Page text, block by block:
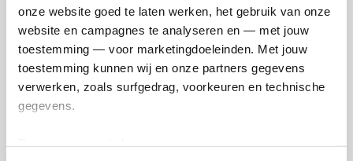
onze website goed te laten werken, het gebruik van onze
website en campagnes te analyseren en — met jouw
toestemming — voor marketingdoeleinden. Met jouw
toestemming kunnen wij en onze partners gegevens
verwerken, zoals surfgedrag, voorkeuren en technische
gegevens.